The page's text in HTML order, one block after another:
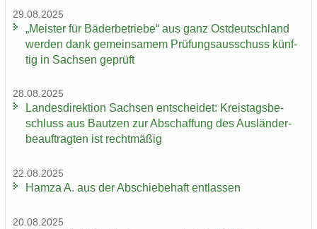
29.08.2025
„Meis­ter für Bä­der­be­trie­be“ aus ganz Ost­deutsch­land
wer­den dank ge­mein­sa­mem Prü­fungs­aus­schuss künf­
tig in Sach­sen ge­prüft
28.08.2025
Lan­des­di­rek­ti­on Sach­sen ent­schei­det: Kreis­tags­be­
schluss aus Baut­zen zur Ab­schaf­fung des Aus­län­der­
be­auf­trag­ten ist recht­mä­ßig
22.08.2025
Hamza A. aus der Ab­schie­be­haft ent­las­sen
20.08.2025